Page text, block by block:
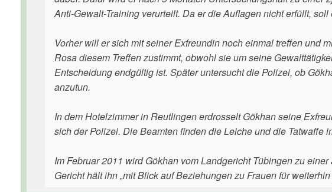
Anti-Gewalt-Training verurteilt. Da er die Auflagen nicht erfüllt, soll
Vorher will er sich mit seiner Exfreundin noch einmal treffen und
Rosa diesem Treffen zustimmt, obwohl sie um seine
Entscheidung endgültig ist. Später untersucht die Polizei, ob
anzutun.
In dem Hotelzimmer in Reutlingen erdrosselt Gökhan seine
sich der Polizei. Die Beamten finden die Leiche und die Tatwaffe
Im Februar 2011 wird Gökhan vom Landgericht Tübingen zu
Gericht hält ihn „mit Blick auf Beziehungen zu Frauen für weiterhin